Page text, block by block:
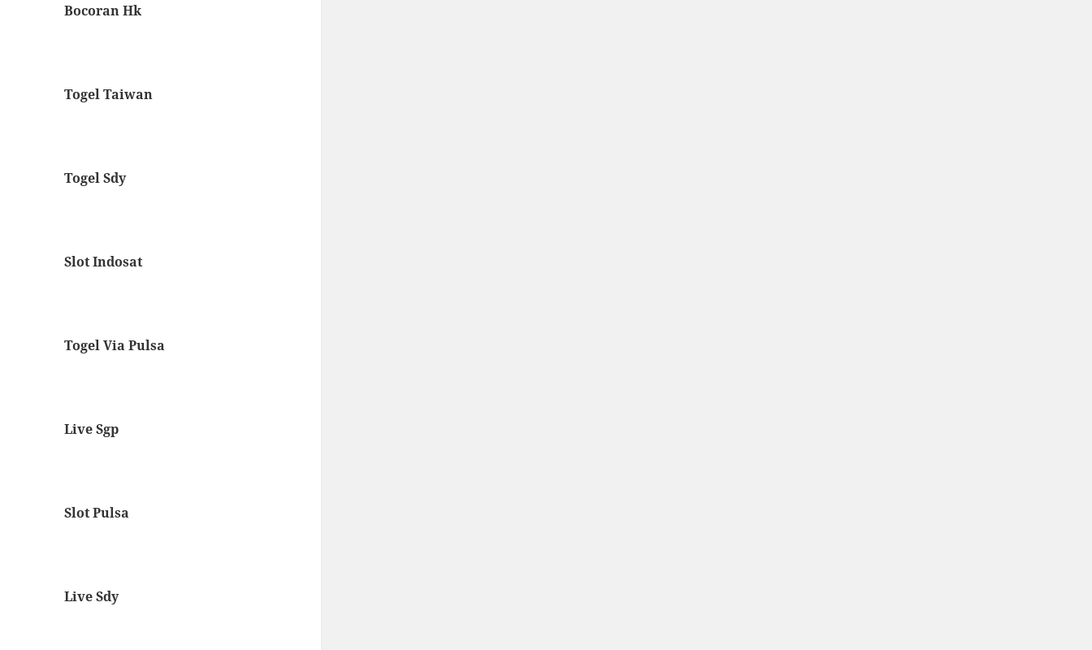
Bocoran Hk
Togel Taiwan
Togel Sdy
Slot Indosat
Togel Via Pulsa
Live Sgp
Slot Pulsa
Live Sdy